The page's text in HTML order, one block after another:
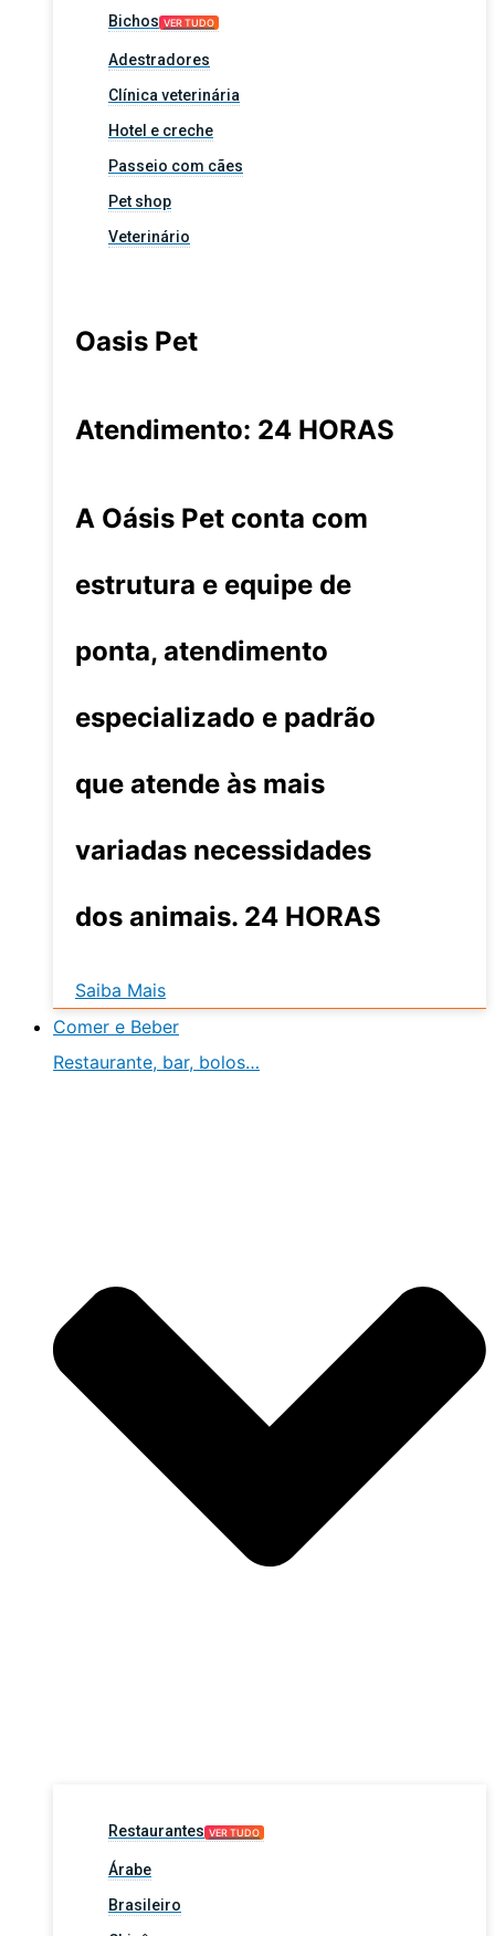
Bichos VER TUDO
Adestradores
Clínica veterinária
Hotel e creche
Passeio com cães
Pet shop
Veterinário
Oasis Pet
Atendimento: 24 HORAS
A Oásis Pet conta com
estrutura e equipe de
ponta, atendimento
especializado e padrão
que atende às mais
variadas necessidades
dos animais. 24 HORAS
Saiba Mais
Comer e Beber
Restaurante, bar, bolos…
Restaurantes VER TUDO
Árabe
Brasileiro